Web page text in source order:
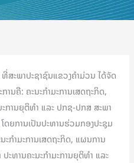
ສະພາປະຊາຊົນແຂວງຄຳມ່ວນ ໄດ້ຈັດ
ານຄື: ຄະນະກຳມະການເສດຖະກິດ,
ະການຍຸຕິທຳ ແລະ ປກຊ-ປກສ ສະພາ
ດຍການເປັນປະທານຮ່ວມກອງປະຊຸມ
ກຳມະການເສດຖະກິດ, ແຜນການ
ະທານຄະນະກຳມະການຍຸຕິທຳ ແລະ